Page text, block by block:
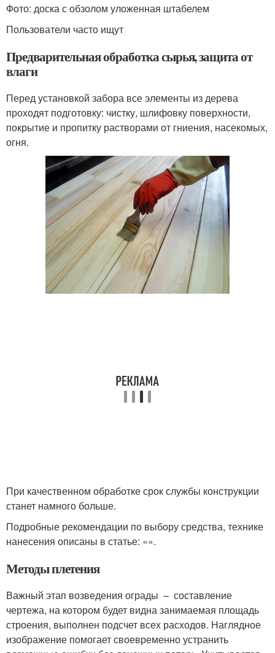
Фото: доска с обзолом уложенная штабелем
Пользователи часто ищут
Предварительная обработка сырья, защита от
влаги
Перед установкой забора все элементы из дерева
проходят подготовку: чистку, шлифовку поверхности,
покрытие и пропитку растворами от гниения, насекомых,
огня.
При качественном обработке срок службы конструкции
станет намного больше.
Подробные рекомендации по выбору средства, технике
нанесения описаны в статье: «».
Методы плетения
Важный этап возведения ограды – составление
чертежа, на котором будет видна занимаемая площадь
строения, выполнен подсчет всех расходов. Наглядное
изображение помогает своевременно устранить